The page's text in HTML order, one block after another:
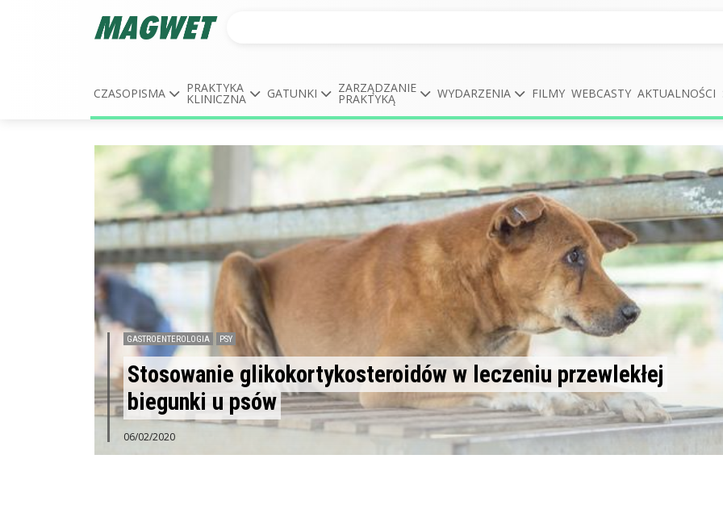
CZASOPISMA PRAKTYKA
KLINICZNA GATUNKI ZARZĄDZANIE
PRAKTYKĄ WYDARZENIA FILMY WEBCASTY AKTUALNOŚCI
GASTROENTEROLOGIA PSY
Stosowanie glikokortykosteroidów w leczeniu przewlekłej
biegunki u psów
06/02/2020